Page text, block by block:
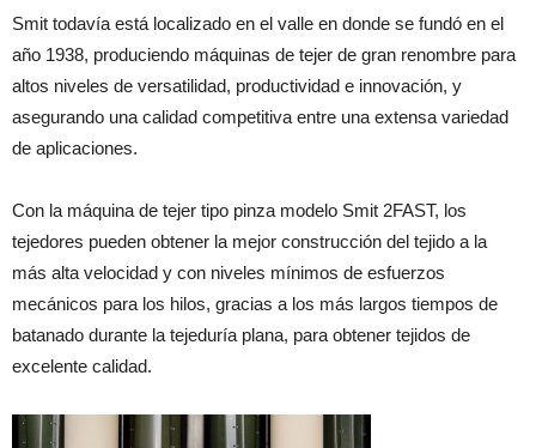
Smit todavía está localizado en el valle en donde se fundó en el
año 1938, produciendo máquinas de tejer de gran renombre para
altos niveles de versatilidad, productividad e innovación, y
asegurando una calidad competitiva entre una extensa variedad
de aplicaciones.
Con la máquina de tejer tipo pinza modelo Smit 2FAST, los
tejedores pueden obtener la mejor construcción del tejido a la
más alta velocidad y con niveles mínimos de esfuerzos
mecánicos para los hilos, gracias a los más largos tiempos de
batanado durante la tejeduría plana, para obtener tejidos de
excelente calidad.